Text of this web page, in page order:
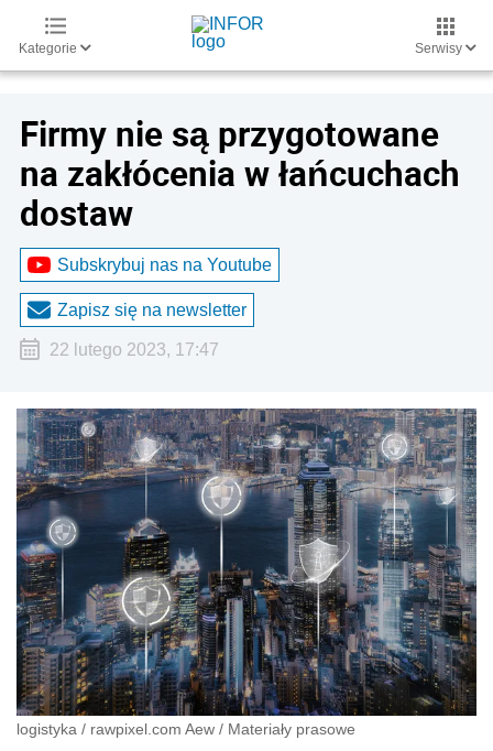
Kategorie Serwisy
Firmy nie są przygotowane
na zakłócenia w łańcuchach
dostaw
Subskrybuj nas na Youtube
Zapisz się na newsletter
22 lutego 2023, 17:47
logistyka / rawpixel.com Aew / Materiały prasowe